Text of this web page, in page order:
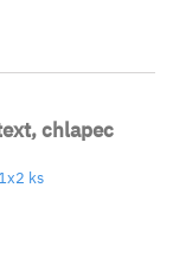
chlapec
ks